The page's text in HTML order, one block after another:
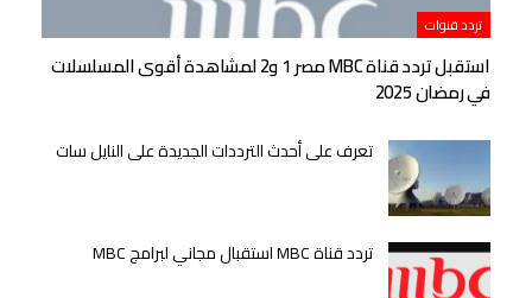
تردد قنوات
استقبل تردد قناة MBC مصر 1 و2 لمشاهدة أقوى المسلسلات
في رمضان 2025
تعرف على أحدث الترددات الجديدة على النايل سات
تردد قناة MBC استقبال مجاني لبرامج MBC